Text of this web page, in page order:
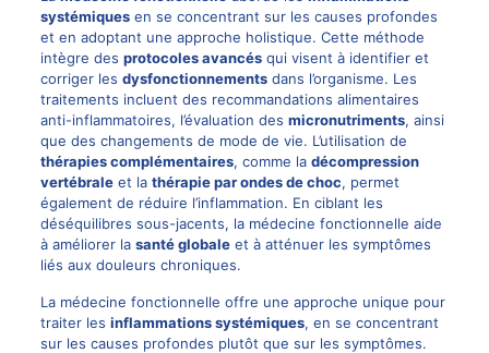
systémiquesen se concentrant sur les causes profondes
et en adoptant une approche holistique. Cette méthode
intègre des protocoles avancésqui visent à identifier et
corriger les dysfonctionnementsdans l’organisme. Les
traitements incluent des recommandations alimentaires
anti-inflammatoires, l’évaluation des micronutriments, ainsi
que des changements de mode de vie. L’utilisation de
thérapies complémentaires, comme la décompression
vertébraleet la thérapie par ondes de choc, permet
également de réduire l’inflammation. En ciblant les
déséquilibres sous-jacents, la médecine fonctionnelle aide
à améliorer la santé globaleet à atténuer les symptômes
liés aux douleurs chroniques.
La médecine fonctionnelle offre une approche unique pour
traiter les inflammations systémiques, en se concentrant
sur les causes profondes plutôt que sur les symptômes.